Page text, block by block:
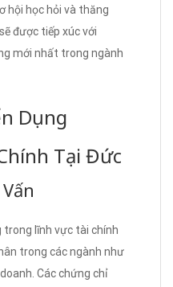
hội học hỏi và thăng
được tiếp xúc với
mới nhất trong ngành
Dụng
Tại Đức
trong lĩnh vực tài chính
trong các ngành như
Các chứng chỉ